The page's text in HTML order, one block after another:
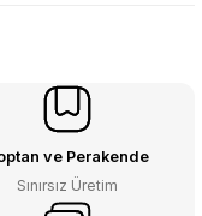
ve Perakende
Sınırsız Üretim